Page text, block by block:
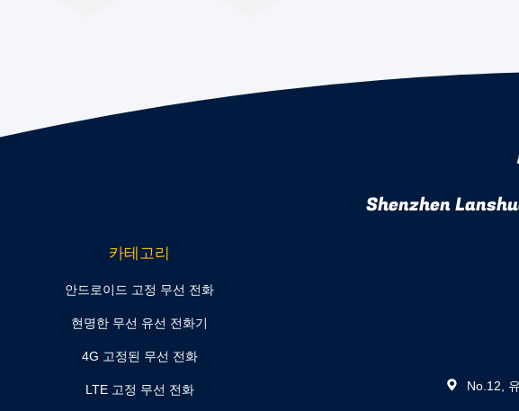
Shenzhen
카테고리
안드로이드 고정 무선 전화
현명한 무선 유선 전화기
4G 고정된 무선 전화
LTE 고정 무선 전화
No.12,